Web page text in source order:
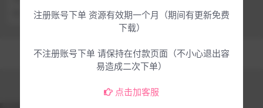
e v1.0.0.112 WIN
2年前 241 4.99
Copyright © 2025 大脸猫-为音乐人服务- All rights reserved
混音编曲音乐制作
注册账号下单 资源有效期一个月（期间有更新免费
下载）
不注册账号下单 请保持在付款页面（不小心退出容
易造成二次下单）
点击加客服